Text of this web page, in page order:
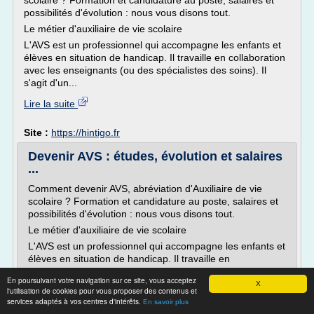
X
En poursuivant votre navigation sur ce site, vous acceptez
l'utilisation de cookies pour vous proposer des contenus et
services adaptés à vos centres d'intérêts. En savoir plus
possibilités d'évolution : nous vous disons tout.
Le métier d'auxiliaire de vie scolaire
L'AVS est un professionnel qui accompagne les enfants et
élèves en situation de handicap. Il travaille en collaboration
avec les enseignants (ou des spécialistes des soins). Il
s'agit d'un...
Lire la suite
Site : https://hintigo.fr
Devenir AVS : études, évolution et salaires
...
Comment devenir AVS, abréviation d'Auxiliaire de vie
scolaire ? Formation et candidature au poste, salaires et
possibilités d'évolution : nous vous disons tout.
Le métier d'auxiliaire de vie scolaire
L'AVS est un professionnel qui accompagne les enfants et
élèves en situation de handicap. Il travaille en
collaboration avec les enseignants (ou des spécialistes
des soins). Il s'agit d'un...
Lire la suite